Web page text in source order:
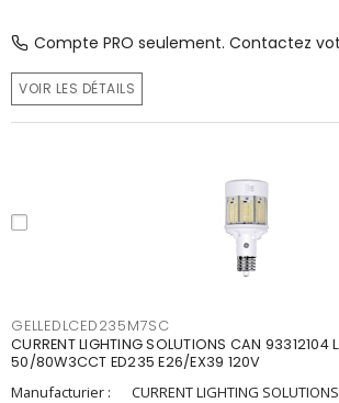
Compte PRO seulement. Contactez
VOIR LES DÉTAILS
GELLEDLCED235M7SC
CURRENT LIGHTING SOLUTIONS CAN 93312104
50/80W3CCT ED235 E26/EX39 120V
Manufacturier :
CURRENT LIGHTING